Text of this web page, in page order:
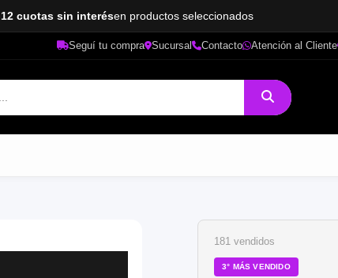
20% de descuentotodos los jueves
Seguí tu compra Sucursal Contacto Atención al Cliente
181 vendidos
3° MÁS VENDIDO